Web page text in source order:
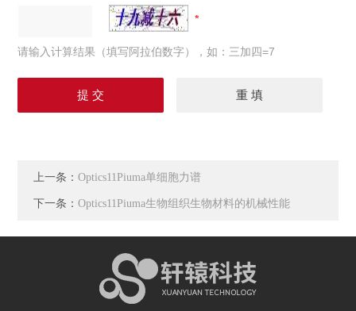
请输入计算结果（填写阿拉伯数字），如：三加四=7
上一条：Optics11Piuma单细胞力谱
下一条：Optics11Piuma生物组织生物材料的机械性能